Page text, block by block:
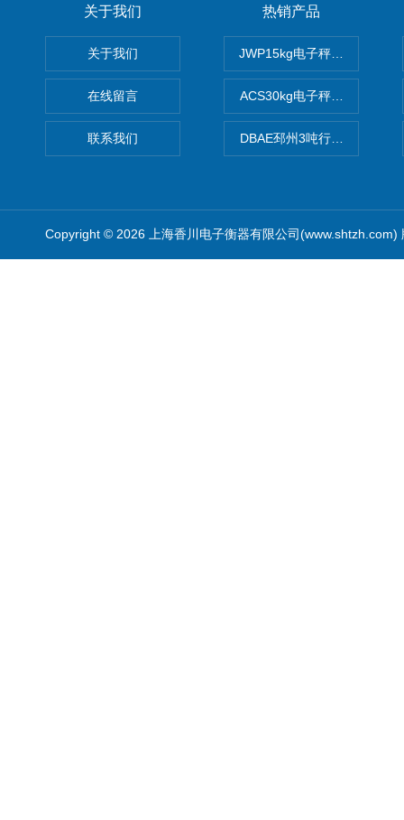
关于我们
关于我们
在线留言
联系我们
热销产品
JWP15kg电子秤价格,15公
ACS30kg电子秤价格,30公
DBAE邳州3吨行车电子吊秤
Copyright © 2026 上海香川电子衡器有限公司(www.shtzh.com)